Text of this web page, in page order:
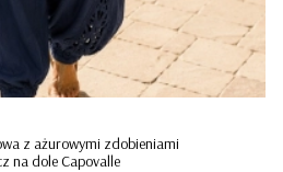
z ażurowymi zdobieniami
na dole Capovalle